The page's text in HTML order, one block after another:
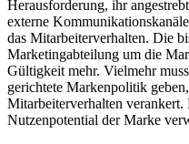
Herausforderung, ihr
externe
das Mitarbeiterverhalten. Die
Marketingabteilung um die
Gültigkeit mehr. Vielmehr
gerichtete Markenpolitik
Mitarbeiterverhalten verankert.
Nutzenpotential der Marke